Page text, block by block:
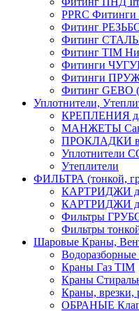
PPRC
Фитинг
Фитинг
Фитинг TIM
Фитинги
Фитинги
Фитинг GEBO
Уплотнители,
КРЕПЛЕНИЯ д/
МАНЖЕТЫ
ПРОКЛАДКИ
Утеплители
ФИЛЬТРА (тонкой,
КАРТРИДЖИ
КАРТРИДЖИ
Фильтры
Фильтры
Шаровые Краны,
Краны Газ TIM
Краны
Краны, врезки,
ОБРАНЫЕ